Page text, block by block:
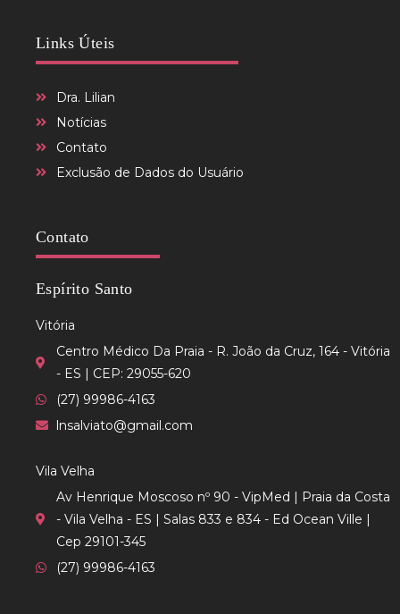
Links Úteis
Dra. Lilian
Notícias
Contato
Exclusão de Dados do Usuário
Contato
Espírito Santo
Vitória
Centro Médico Da Praia - R. João da Cruz, 164 - Vitória
- ES | CEP: 29055-620
(27) 99986-4163
lnsalviato@gmail.com
Vila Velha
Av Henrique Moscoso nº 90 - VipMed | Praia da Costa
- Vila Velha - ES | Salas 833 e 834 - Ed Ocean Ville |
Cep 29101-345
(27) 99986-4163